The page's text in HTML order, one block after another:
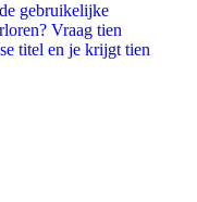
gebruikelijke
Vraag tien
titel en je krijgt tien